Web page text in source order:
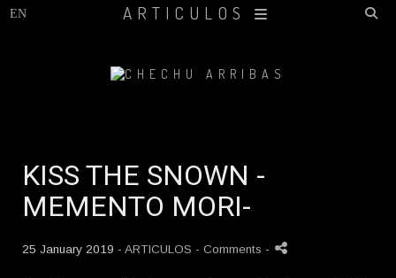
ARTICULOS
KISS THE SNOWN -
MEMENTO MORI-
25 January 2019 - ARTICULOS - Comments -